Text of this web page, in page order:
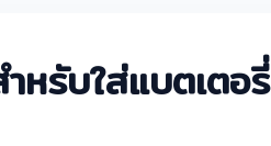
หรับใส่แบตเตอรี่